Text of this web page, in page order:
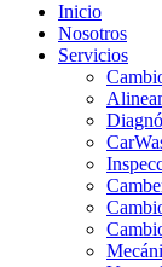
Inicio
Nosotros
Servicios